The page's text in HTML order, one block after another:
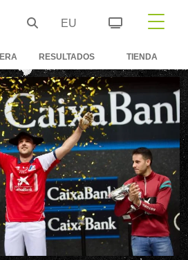
EU
RESULTADOS TIENDA